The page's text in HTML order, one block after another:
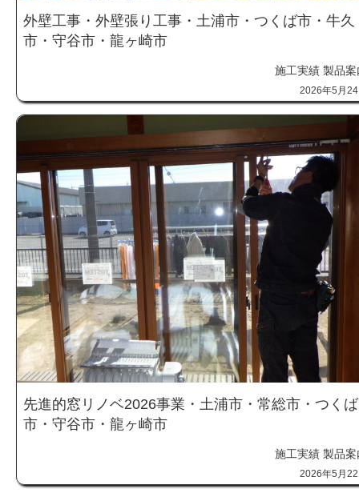
外壁工事・外壁張り工事・土浦市・つくば市・牛久
市・守谷市・龍ヶ崎市
施工実績 製品案
2026年5月
先進的窓リノベ2026事業・土浦市・常総市・つくば
市・守谷市・龍ヶ崎市
施工実績 製品案
2026年5月